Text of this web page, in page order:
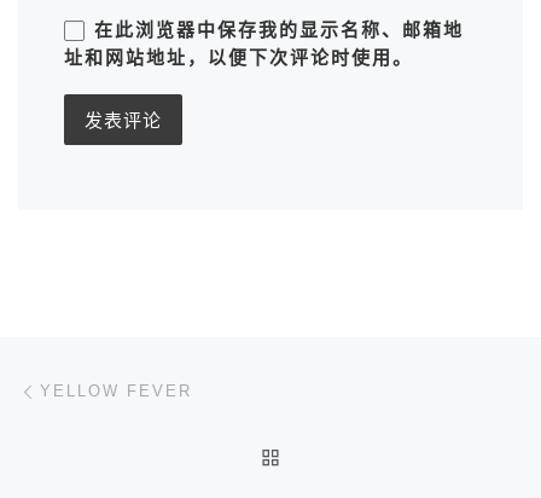
在此浏览器中保存我的显示名称、邮箱地
址和网站地址，以便下次评论时使用。
文章导航
YELLOW FEVER